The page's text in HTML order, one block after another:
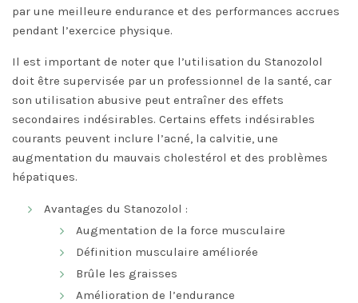
par une meilleure endurance et des performances accrues
pendant l’exercice physique.
Il est important de noter que l’utilisation du Stanozolol
doit être supervisée par un professionnel de la santé, car
son utilisation abusive peut entraîner des effets
secondaires indésirables. Certains effets indésirables
courants peuvent inclure l’acné, la calvitie, une
augmentation du mauvais cholestérol et des problèmes
hépatiques.
Avantages du Stanozolol :
Augmentation de la force musculaire
Définition musculaire améliorée
Brûle les graisses
Amélioration de l’endurance